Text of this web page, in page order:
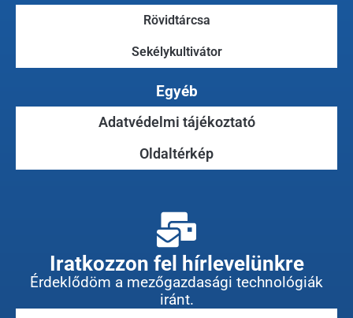
Rövidtárcsa
Sekélykultivátor
Egyéb
Adatvédelmi tájékoztató
Oldaltérkép
Iratkozzon fel hírlevelünkre
Érdeklődöm a mezőgazdasági technológiák
iránt.